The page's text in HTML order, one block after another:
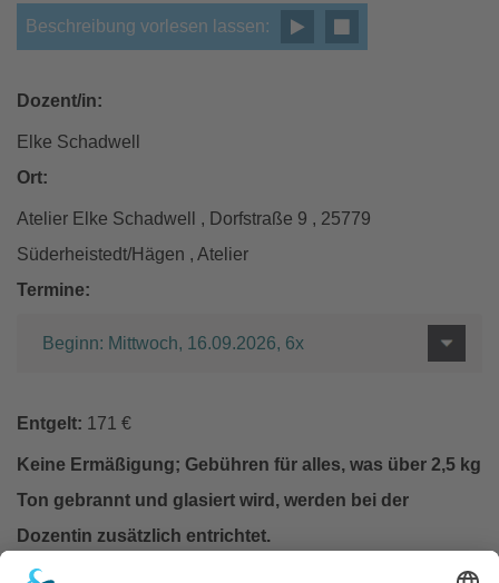
Beschreibung vorlesen lassen:
Dozent/in:
Elke Schadwell
Ort:
Atelier Elke Schadwell , Dorfstraße 9 , 25779
Süderheistedt/Hägen , Atelier
Termine:
Beginn: Mittwoch, 16.09.2026, 6x
Entgelt: 171 €
Keine Ermäßigung; Gebühren für alles, was über 2,5 kg
Ton gebrannt und glasiert wird, werden bei der
Dozentin zusätzlich entrichtet.